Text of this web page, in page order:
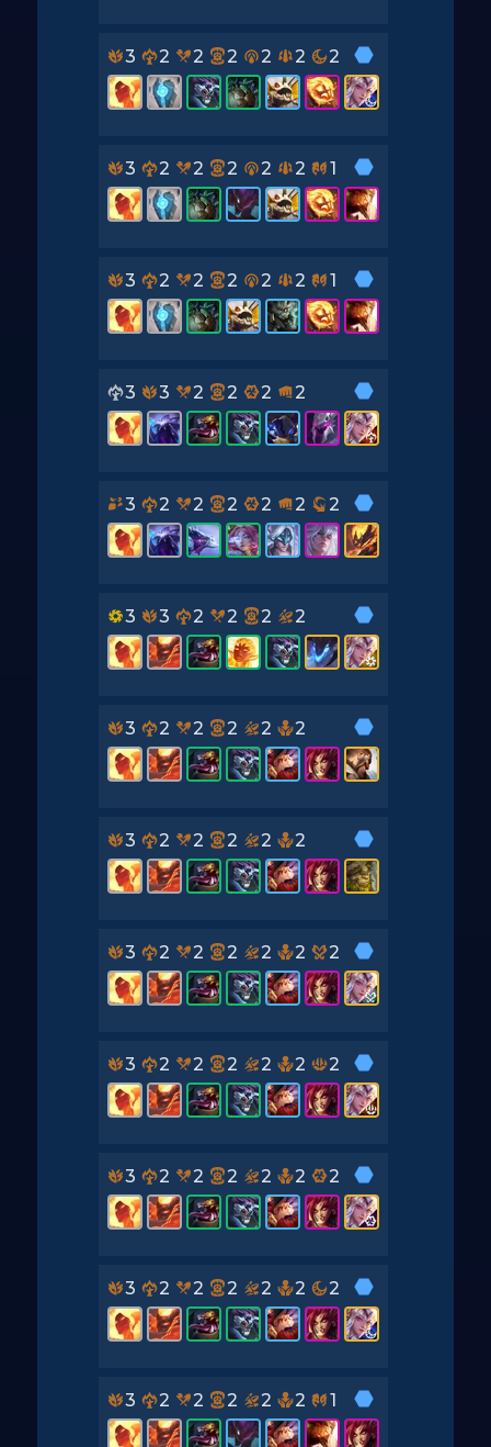
3 2 2 2 2 2 2
3 2 2 2 2 2 1
3 2 2 2 2 2 1
3 3 2 2 2 2
3 2 2 2 2 2 2
3 3 2 2 2 2
3 2 2 2 2 2
3 2 2 2 2 2
3 2 2 2 2 2 2
3 2 2 2 2 2 2
3 2 2 2 2 2 2
3 2 2 2 2 2 2
3 2 2 2 2 2 1